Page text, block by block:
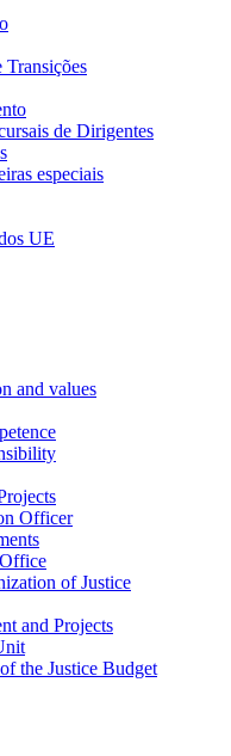
de Dirigentes
especiais
UE
and values
Officer
of Justice
and Projects
the Justice Budget